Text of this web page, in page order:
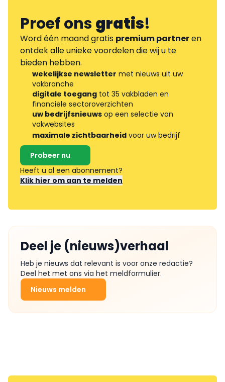
Proef onsgratis!
Word één maand gratis premium partneren
ontdek alle unieke voordelen die wij u te
bieden hebben.
wekelijkse newsletter met nieuws uit uw
vakbranche
digitale toegang tot 35 vakbladen en
financiële sectoroverzichten
uw bedrijfsnieuws op een selectie van
vakwebsites
maximale zichtbaarheid voor uw bedrijf
Probeer nu
Heeft u al een abonnement?
Klik hier om aan te melden
Deel je (nieuws)verhaal
Heb je nieuws dat relevant is voor onze redactie?
Deel het met ons via het meldformulier.
Nieuws melden